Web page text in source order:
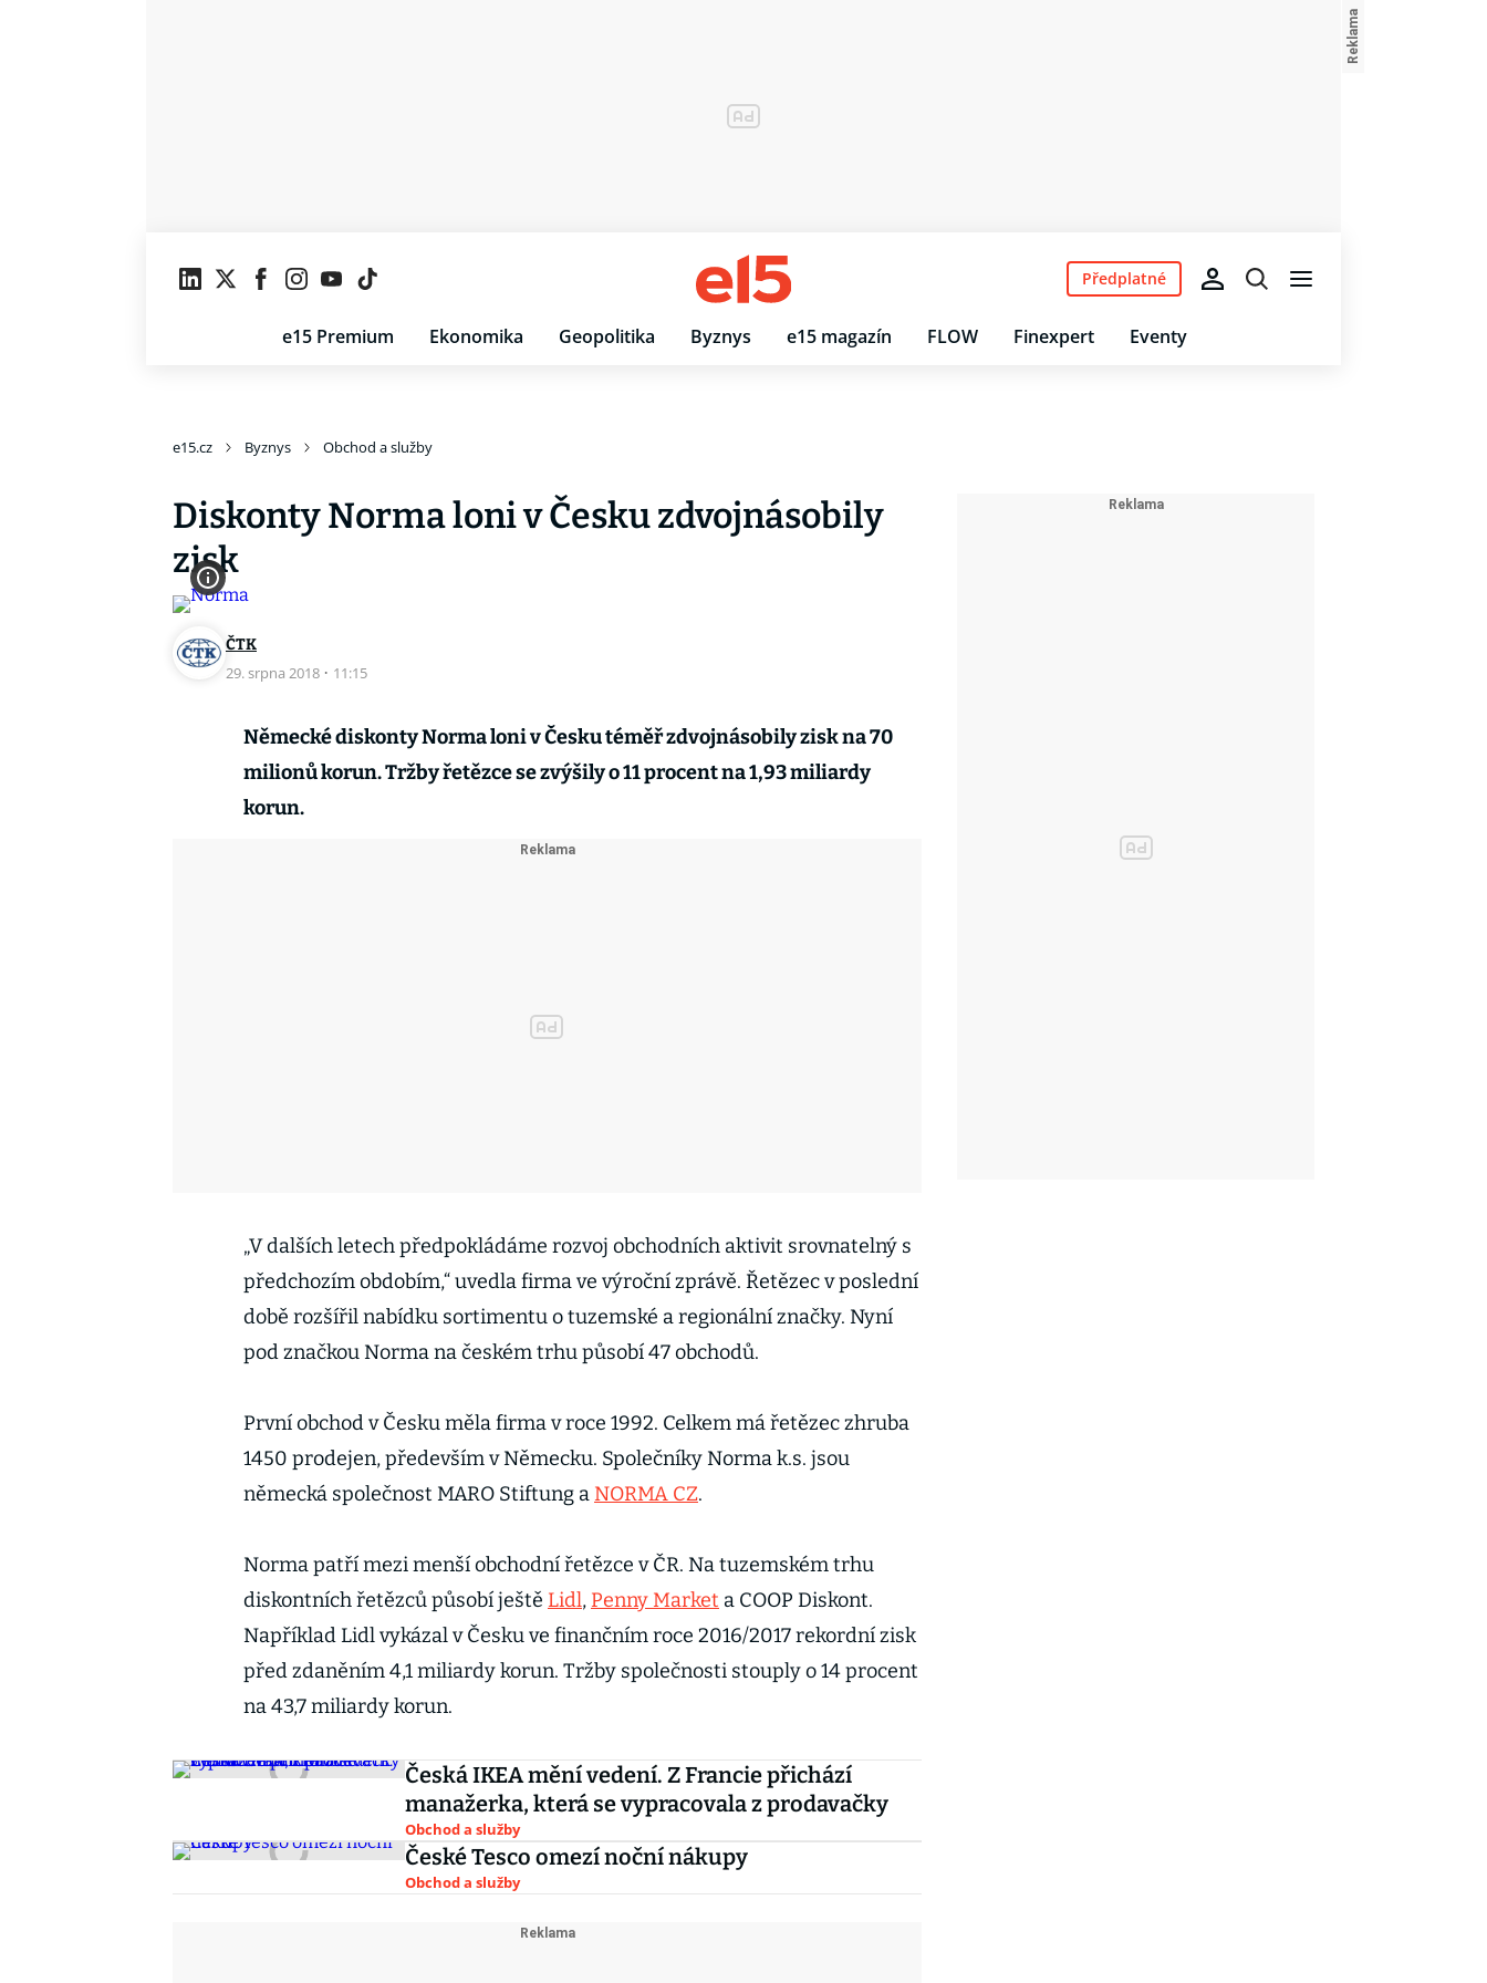
e15 Premium Ekonomika Geopolitika Byznys e15 magazín FLOW Finexpert Eventy
Předplatné
e15.cz Byznys Obchod a služby
Diskonty Norma loni v Česku zdvojnásobily
zisk
ČTK
29. srpna 2018 · 11:15
Německé diskonty Norma loni v Česku téměř zdvojnásobily zisk na 70
milionů korun. Tržby řetězce se zvýšily o 11 procent na 1,93 miliardy
korun.
„V dalších letech předpokládáme rozvoj obchodních aktivit srovnatelný s
předchozím obdobím,“ uvedla firma ve výroční zprávě. Řetězec v poslední
době rozšířil nabídku sortimentu o tuzemské a regionální značky. Nyní
pod značkou Norma na českém trhu působí 47 obchodů.
První obchod v Česku měla firma v roce 1992. Celkem má řetězec zhruba
1450 prodejen, především v Německu. Společníky Norma k.s. jsou
německá společnost MARO Stiftung a NORMA CZ.
Norma patří mezi menší obchodní řetězce v ČR. Na tuzemském trhu
diskontních řetězců působí ještě Lidl, Penny Market a COOP Diskont.
Například Lidl vykázal v Česku ve finančním roce 2016/2017 rekordní zisk
před zdaněním 4,1 miliardy korun. Tržby společnosti stouply o 14 procent
na 43,7 miliardy korun.
Česká IKEA mění vedení. Z Francie přichází
manažerka, která se vypracovala z prodavačky
Obchod a služby
České Tesco omezí noční nákupy
Obchod a služby